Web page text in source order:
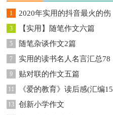
1
2020年实用的抖音最火的伤
感句子集合56条
3 【实用】随笔作文六篇
5 随笔杂谈作文2篇
7
实用的读书名人名言汇总78
句
9 贴对联的作文五篇
11
《爱的教育》读后感(汇编15
篇)
13 创新小学作文